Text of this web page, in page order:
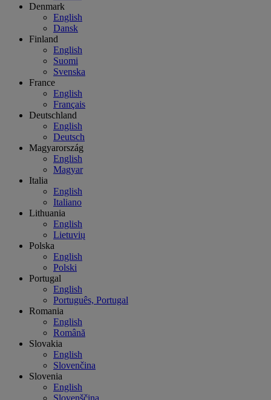
Denmark
English
Dansk
Finland
English
Suomi
Svenska
France
English
Français
Deutschland
English
Deutsch
Magyarország
English
Magyar
Italia
English
Italiano
Lithuania
English
Lietuvių
Polska
English
Polski
Portugal
English
Português, Portugal
Romania
English
Română
Slovakia
English
Slovenčina
Slovenia
English
Slovenščina